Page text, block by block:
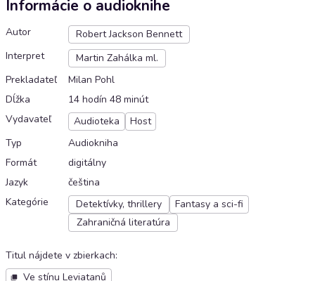
Informácie o audioknihe
Autor
Robert Jackson Bennett
Interpret
Martin Zahálka ml.
Prekladateľ
Milan Pohl
Dĺžka
14 hodín 48 minút
Vydavateľ
Audioteka
Host
Typ
Audiokniha
Formát
digitálny
Jazyk
čeština
Kategórie
Detektívky, thrillery
Fantasy a sci-fi
Zahraničná literatúra
Titul nájdete v zbierkach:
Ve stínu Leviatanů